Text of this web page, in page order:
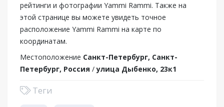
рейтинги и фотографии Yammi Rammi. Также на
этой странице вы можете увидеть точное
расположение Yammi Rammi на карте по
координатам.
Местоположение Санкт-Петербург, Санкт-
Петербург, Россия /улица Дыбенко, 23к1
Теги